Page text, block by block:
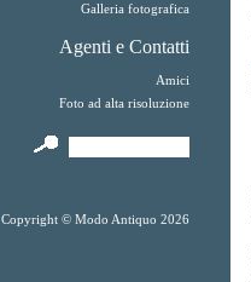
Galleria fotografica
Agenti e Contatti
Amici
Foto ad alta risoluzione
Copyright © Modo Antiquo 2026